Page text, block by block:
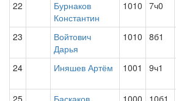
22
Бурнаков
Константин
1010 7ч0
23
Войтович
Дарья
1010 8б1
24 Иняшев Артём 1001 9ч1
25
Баскаков
1000 10б1